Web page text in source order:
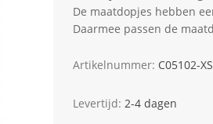
De maatdopjes hebben
Daarmee passen de
Artikelnummer: C05102-
Levertijd: 2-4 dagen